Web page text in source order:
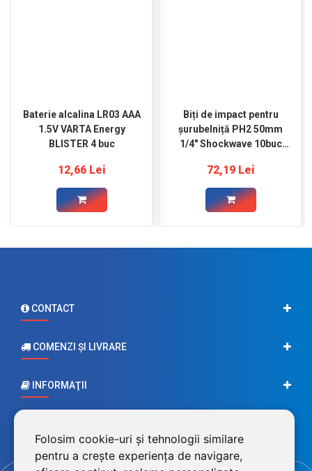
Folosim cookie-uri și tehnologii similare
pentru a crește experiența de navigare,
Baterie alcalina LR03 AAA
1.5V VARTA Energy
BLISTER 4 buc
12,66 Lei
Biți de impact pentru
șurubelniță PH2 50mm
1/4" Shockwave 10buc
72,19 Lei
CONTACT
COMENZI ŞI LIVRARE
INFORMAŢII